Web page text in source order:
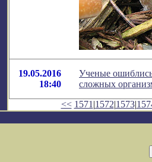
19.05.2016
18:40
Ученые
сложных
<< 1571 |1572|1573|